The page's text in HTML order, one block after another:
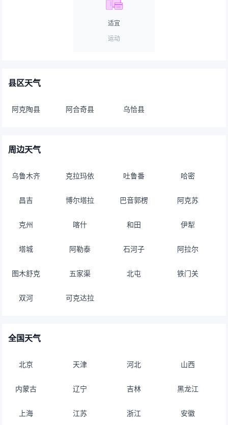
适宜
运动
县区天气
阿克陶县 阿合奇县 乌恰县
周边天气
乌鲁木齐 克拉玛依 吐鲁番 哈密
昌吉 博尔塔拉 巴音郭楞 阿克苏
克州 喀什 和田 伊犁
塔城 阿勒泰 石河子 阿拉尔
图木舒克 五家渠 北屯 铁门关
双河 可克达拉
全国天气
北京 天津 河北 山西
内蒙古 辽宁 吉林 黑龙江
上海 江苏 浙江 安徽